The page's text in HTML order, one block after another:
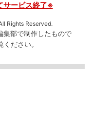
ービス終了※
Rights Reserved.
集部で制作したもので
ください。